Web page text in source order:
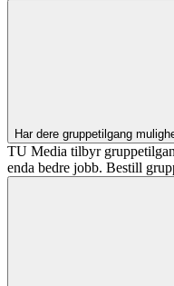
Har dere gruppetilgang
TU Media tilbyr
enda bedre jobb. Bestill